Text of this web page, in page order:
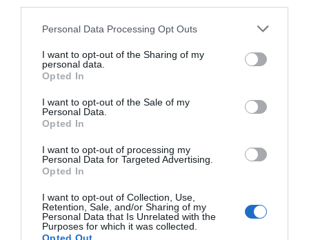
Personal Data Processing Opt Outs
I want to opt-out of the Sharing of my
personal data.
Opted In
I want to opt-out of the Sale of my
Personal Data.
Opted In
I want to opt-out of processing my
Personal Data for Targeted Advertising.
Opted In
I want to opt-out of Collection, Use,
Retention, Sale, and/or Sharing of my
Personal Data that Is Unrelated with the
Purposes for which it was collected.
Prioritäten muss man setzen!
pic.twitter.com/Meec7PR1s6
— Carmen (@Carmen62100722)September 7, 2024
Vodstvo »Volkswagna namerava
tovarnev Nemčiji in odpustiti na tisoče
delavcev, da bi zmanjšalo stroške.
Vendar si sindikati prizadevajo za druge
rešitve, ki bi ohranile delovna mesta in
As German Chancellor Scholz hangs out with